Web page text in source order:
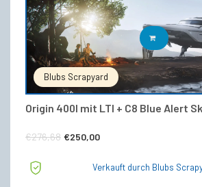
Blubs Scrapyard
Origin 400I mit LTI + C8 Blue Alert
€276,68 Ursprünglicher
€250,00
IN DEN
Verkauft durch Blubs